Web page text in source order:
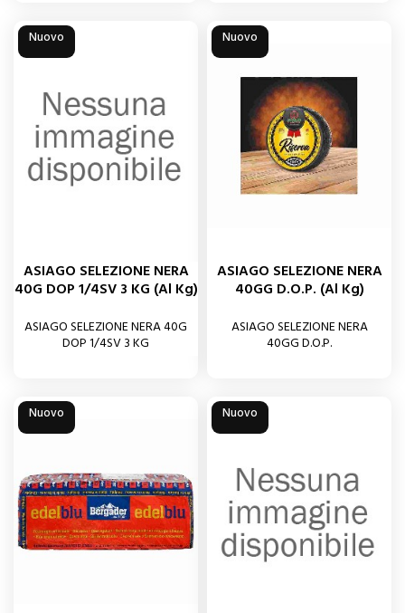
Nuovo
ASIAGO SELEZIONE NERA
40G DOP 1/4SV 3 KG (al Kg)
ASIAGO SELEZIONE NERA 40G
DOP 1/4SV 3 KG
Nuovo
ASIAGO SELEZIONE NERA
40GG D.O.P. (al Kg)
ASIAGO SELEZIONE NERA
40GG D.O.P.
Nuovo Nuovo